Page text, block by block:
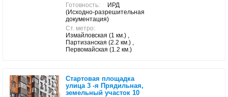
Готовность:
ИРД
(Исходно-разрешительная
документация)
Ст. метро:
Измайловская (1 км.) ,
Партизанская (2.2 км.) ,
Первомайская (1.2 км.)
Стартовая площадка
улица 3 -я Прядильная,
земельный участок 10